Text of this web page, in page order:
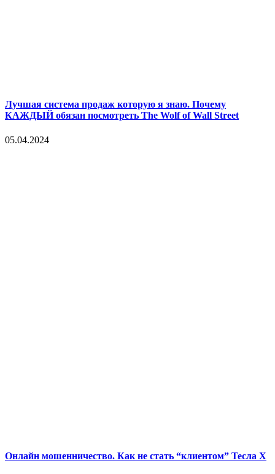
Лучшая система продаж которую я знаю. Почему
КАЖДЫЙ обязан посмотреть The Wolf of Wall Street
05.04.2024
Онлайн мошенничество. Как не стать “клиентом” Тесла Х